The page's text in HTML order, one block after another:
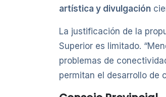
artística y divulgación
La justificación de la
Superior es limitado.
problemas de
permitan el desarrollo de